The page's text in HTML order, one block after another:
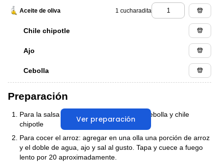
Aceite de oliva 1 cucharadita
Chile chipotle
Ajo
Cebolla
Ver preparación
Preparación
Para la salsa licuar jugo de naranja, ajo, cebolla y chile
chipotle
Para cocer el arroz: agregar en una olla una porción de arroz
y el doble de agua, ajo y sal al gusto. Tapa y cuece a fuego
lento por 20 aproximadamente.